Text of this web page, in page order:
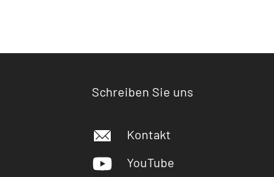
Schreiben Sie uns
Kontakt
YouTube